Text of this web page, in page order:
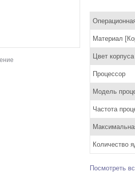
Материал
Цвет корпуса
Процессор
Модель
Частота
Количество
Посмотреть